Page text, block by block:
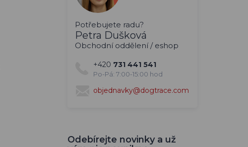
Potřebujete radu?
Petra Dušková
Obchodní oddělení / eshop
+420 731 441 541
Po-Pá: 7:00-15:00 hod
objednavky@dogtrace.com
Odebírejte novinky a už